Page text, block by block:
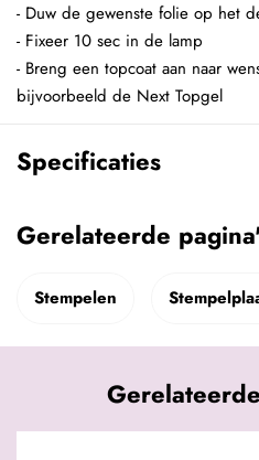
- Duw de gewenste folie op het
- Fixeer 10 sec in de lamp
- Breng een topcoat aan naar
bijvoorbeeld de Next Topgel
Specificaties
Gerelateerde
Stempelen